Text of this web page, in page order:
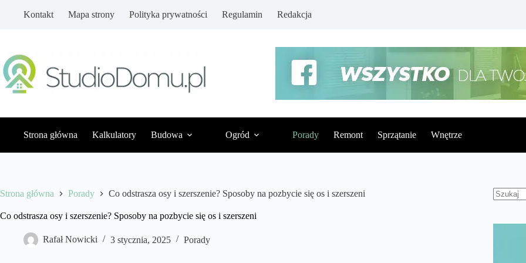
Kontakt Mapa strony Polityka prywatności Regulamin Redakcja
Strona główna Kalkulatory Budowa Ogród Porady Remont Sprzątanie Wnętrze
Strona główna Porady Co odstrasza osy i szerszenie? Sposoby na pozbycie się os i szerszeni
Co odstrasza osy i szerszenie? Sposoby na pozbycie się os i szerszeni
Rafał Nowicki 3 stycznia, 2025 Porady